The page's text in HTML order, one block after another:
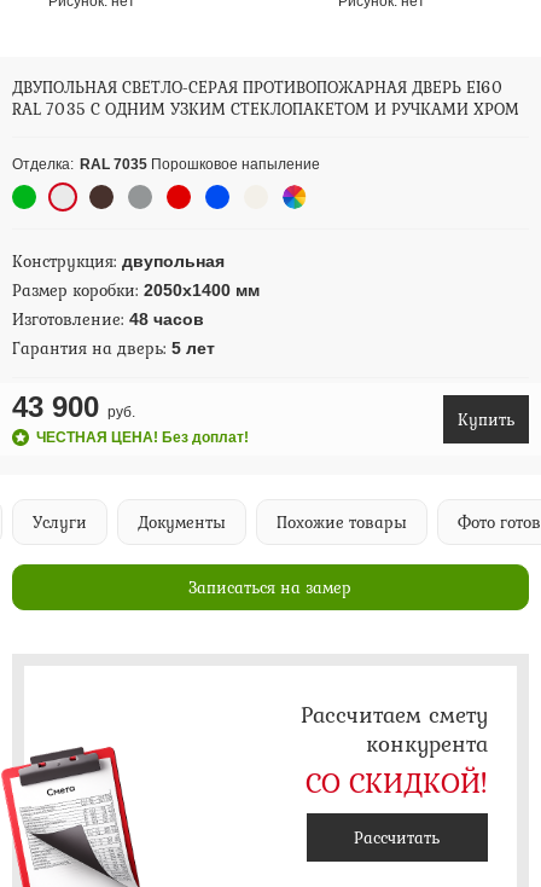
ДВУПОЛЬНАЯ СВЕТЛО-СЕРАЯ ПРОТИВОПОЖАРНАЯ ДВЕРЬ EI60
RAL 7035 С ОДНИМ УЗКИМ СТЕКЛОПАКЕТОМ И РУЧКАМИ ХРОМ
Отделка: RAL 7035 Порошковое напыление
Конструкция: двупольная
Размер коробки: 2050х1400 мм
Изготовление: 48 часов
Гарантия на дверь: 5 лет
43 900 руб.
ЧЕСТНАЯ ЦЕНА! Без доплат!
Купить
Услуги Документы Похожие товары Фото
Записаться на замер
Рассчитаем смету
конкурента
СО СКИДКОЙ!
Рассчитать